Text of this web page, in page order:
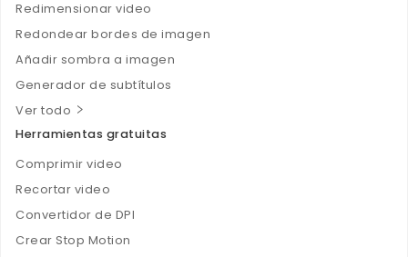
Redimensionar video
Redondear bordes de imagen
Añadir sombra a imagen
Generador de subtítulos
Ver todo
Herramientas gratuitas
Comprimir video
Recortar video
Convertidor de DPI
Crear Stop Motion